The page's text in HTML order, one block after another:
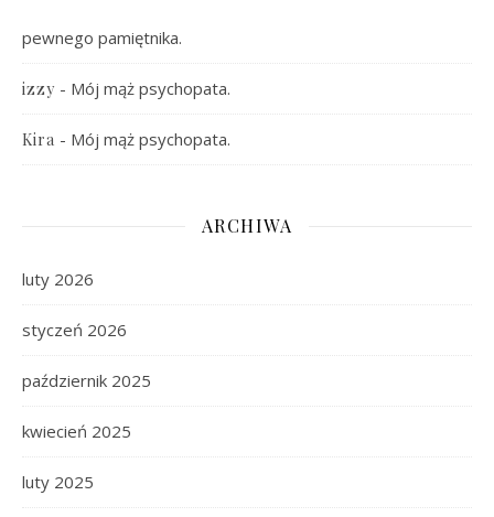
pewnego pamiętnika.
izzy - Mój mąż psychopata.
Kira - Mój mąż psychopata.
ARCHIWA
luty 2026
styczeń 2026
październik 2025
kwiecień 2025
luty 2025